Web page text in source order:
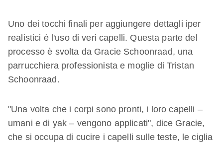
Uno dei tocchi finali per aggiungere dettagli iper
realistici è l'uso di veri capelli. Questa parte del
processo è svolta da Gracie Schoonraad, una
parrucchiera professionista e moglie di Tristan
Schoonraad.
"Una volta che i corpi sono pronti, i loro capelli –
umani e di yak – vengono applicati", dice Gracie,
che si occupa di cucire i capelli sulle teste, le ciglia